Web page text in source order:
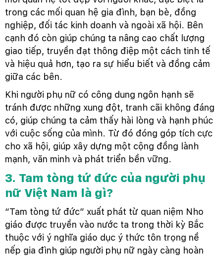
trong các mối quan hệ gia đình, bạn bè, đồng
nghiệp, đối tác kinh doanh và ngoài xã hội. Bên
cạnh đó còn giúp chúng ta nâng cao chất lượng
giao tiếp, truyền đạt thông điệp một cách tinh tế
và hiệu quả hơn, tạo ra sự hiểu biết và đồng cảm
giữa các bên.
Khi người phụ nữ có công dung ngôn hạnh sẽ
tránh được những xung đột, tranh cãi không đáng
có, giúp chúng ta cảm thấy hài lòng và hạnh phúc
với cuộc sống của mình. Từ đó đóng góp tích cực
cho xã hội, giúp xây dựng một cộng đồng lành
mạnh, văn minh và phát triển bền vững.
3. Tam tòng tứ đức của người phụ
nữ Việt Nam là gì?
“Tam tòng tứ đức” xuất phát từ quan niệm Nho
giáo được truyền vào nước ta trong thời kỳ Bắc
thuộc với ý nghĩa giáo dục ý thức tôn trọng nề
nếp gia đình giúp người phụ nữ ngày càng hoàn